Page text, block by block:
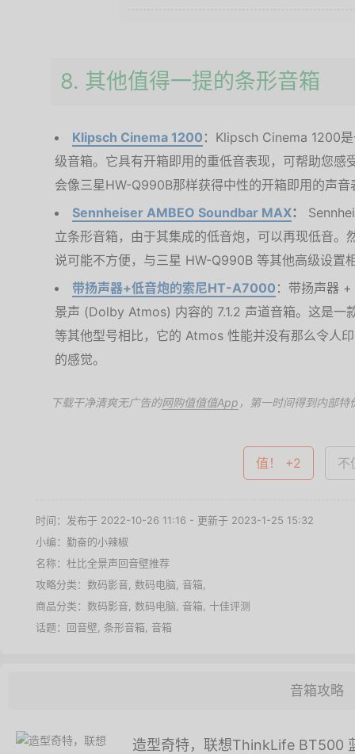
8. 其他值得一提的条形音箱
Klipsch Cinema 1200 ：Klipsch Cinema 1200
级音箱。它具有开箱即用的重低音表现，可帮助您感
会像三星HW-Q990B那样获得中性的开箱即用的声音
Sennheiser AMBEO Soundbar MAX：
立条形音箱，由于其集成的低音炮，可以再现低音。
说可能不方便，与三星 HW-Q990B 等其他高级设置
带扬声器+低音炮的索尼HT-A7000 ：带扬声器
景声 (Dolby Atmos) 内容的 7.1.2 声道音箱。这是一
等其他型号相比，它的 Atmos 性能并没有那么令人
的感觉。
下载干净清爽无广告的网购值值值App ，第一时间得到内部特
值！ +2 不
时间：发布于 2022-10-26 11:16 - 更新于 2023-1-25 15:32
小编：勤奋的小辣椒
名称： 杜比全景声回音壁推荐
攻略分类： 数码影音 数码电脑 音箱
商品分类： 数码影音 数码电脑 音箱
十佳评测
话题： 回音壁 条形音箱 音箱
音箱攻略
造型奇特，联想ThinkLife BT500